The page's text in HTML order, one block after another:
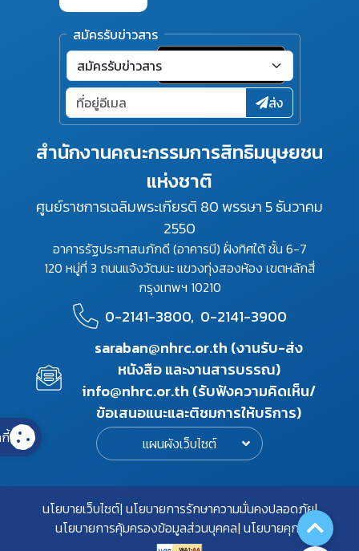
สำนักงานคณะกรรมการสิทธิมนุษยชน
แห่งชาติ
ศูนย์ราชการเฉลิมพระเกียรติ 80 พรรษา 5 ธันวาคม
2550
อาคารรัฐประศาสนภักดี (อาคารบี) ฝั่งทิศใต้ ชั้น 6-7
120 หมู่ที่ 3 ถนนแจ้งวัฒนะ แขวงทุ่งสองห้อง เขตหลักสี่
กรุงเทพฯ 10210
0-2141-3800, 0-2141-3900
saraban@nhrc.or.th (งานรับ-ส่ง
หนังสือ และงานสารบรรณ)
info@nhrc.or.th (รับฟังความคิดเห็น/
ข้อเสนอแนะและติชมการให้บริการ)
แผนผังเว็บไซต์
สมัครรับข่าวสาร
ส่ง
นโยบายเว็บไซต์ นโยบายการรักษาความมั่นคงปลอดภัย
นโยบายการคุ้มครองข้อมูลส่วนบุคคล นโยบายคุกกี้